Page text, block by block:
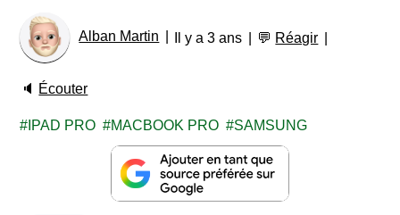
Alban Martin Il y a 3 ans 💬 Réagir
🔈 Écouter
IPAD PRO MACBOOK PRO SAMSUNG